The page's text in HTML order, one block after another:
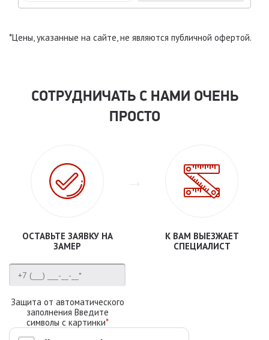
*Цены, указанные на сайте, не являются публичной офертой.
СОТРУДНИЧАТЬ С НАМИ ОЧЕНЬ
ПРОСТО
ОСТАВЬТЕ ЗАЯВКУ НА
ЗАМЕР
Защита от автоматического
заполнения Введите
символы с картинки*
К ВАМ ВЫЕЗЖАЕТ
СПЕЦИАЛИСТ